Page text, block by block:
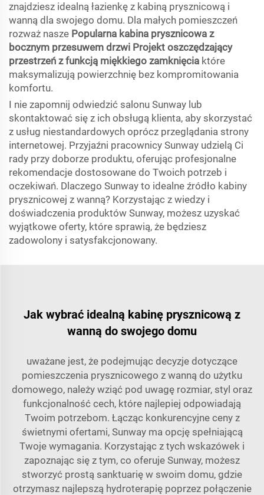
znajdziesz idealną łazienkę z kabiną prysznicową i
wanną dla swojego domu. Dla małych pomieszczeń
rozważ nasze Popularna kabina prysznicowa z
bocznym przesuwem drzwi Projekt oszczędzający
przestrzeń z funkcją miękkiego zamknięcia które
maksymalizują powierzchnię bez kompromitowania
komfortu.
I nie zapomnij odwiedzić salonu Sunway lub
skontaktować się z ich obsługą klienta, aby skorzystać
z usług niestandardowych oprócz przeglądania strony
internetowej. Przyjaźni pracownicy Sunway udzielą Ci
rady przy doborze produktu, oferując profesjonalne
rekomendacje dostosowane do Twoich potrzeb i
oczekiwań. Dlaczego Sunway to idealne źródło kabiny
prysznicowej z wanną? Korzystając z wiedzy i
doświadczenia produktów Sunway, możesz uzyskać
wyjątkowe oferty, które sprawią, że będziesz
zadowolony i satysfakcjonowany.
Jak wybrać idealną kabinę prysznicową z
wanną do swojego domu
uważane jest, że podejmując decyzje dotyczące
pomieszczenia prysznicowego z wanną do użytku
domowego, należy wziąć pod uwagę rozmiar, styl oraz
funkcjonalność cech, które najlepiej odpowiadają
Twoim potrzebom. Łącząc konkurencyjne ceny z
świetnymi ofertami, Sunway ma opcję spełniającą
Twoje wymagania. Korzystając z tych wskazówek i
zapoznając się z tym, co oferuje Sunway, możesz
stworzyć prostą sanktuarię w swoim domu, gdzie
otrzymasz najlepszą hydroterapię poprzez połączenie